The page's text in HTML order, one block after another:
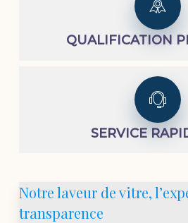
QUALIFICATION
SERVICE
Notre laveur de vitre,
transparence